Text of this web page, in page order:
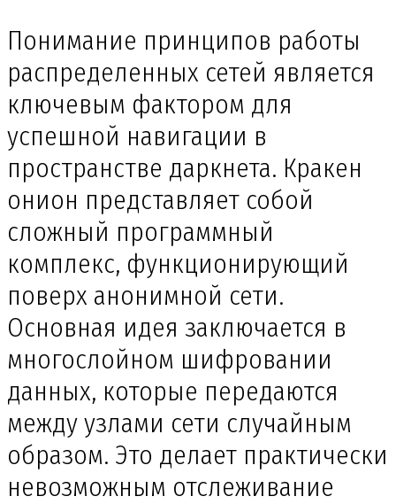
Понимание принципов работы
распределенных сетей является
ключевым фактором для
успешной навигации в
пространстве даркнета. Кракен
онион представляет собой
сложный программный
комплекс, функционирующий
поверх анонимной сети.
Основная идея заключается в
многослойном шифровании
данных, которые передаются
между узлами сети случайным
образом. Это делает практически
невозможным отслеживание